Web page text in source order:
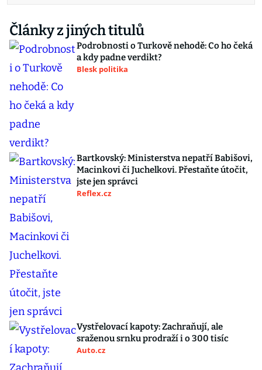
Články z jiných titulů
Podrobnosti o Turkově nehodě: Co ho čeká
a kdy padne verdikt?
Blesk politika
Bartkovský: Ministerstva nepatří Babišovi,
Macinkovi či Juchelkovi. Přestaňte útočit,
jste jen správci
Reflex.cz
Vystřelovací kapoty: Zachraňují, ale
sraženou srnku prodraží i o 300 tisíc
Auto.cz